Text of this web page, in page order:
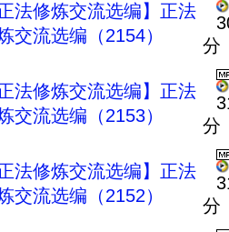
正法修炼交流选编】正法
交流选编（2154）
分
正法修炼交流选编】正法
交流选编（2153）
分
正法修炼交流选编】正法
交流选编（2152）
分